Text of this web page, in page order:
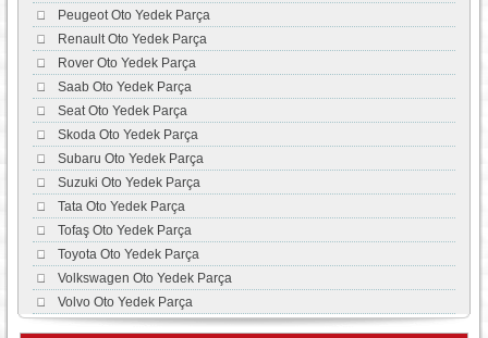
Peugeot Oto Yedek Parça
Renault Oto Yedek Parça
Rover Oto Yedek Parça
Saab Oto Yedek Parça
Seat Oto Yedek Parça
Skoda Oto Yedek Parça
Subaru Oto Yedek Parça
Suzuki Oto Yedek Parça
Tata Oto Yedek Parça
Tofaş Oto Yedek Parça
Toyota Oto Yedek Parça
Volkswagen Oto Yedek Parça
Volvo Oto Yedek Parça